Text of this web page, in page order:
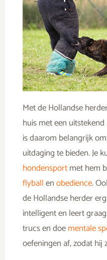
Met de Hollandse
huis met een
is daarom belangrijk
uitdaging te bieden. Je
hondensportmet hem
flyballenobedience.
de Hollandse herder
intelligent en leert
trucs en doementale
oefeningen af, zodat hij